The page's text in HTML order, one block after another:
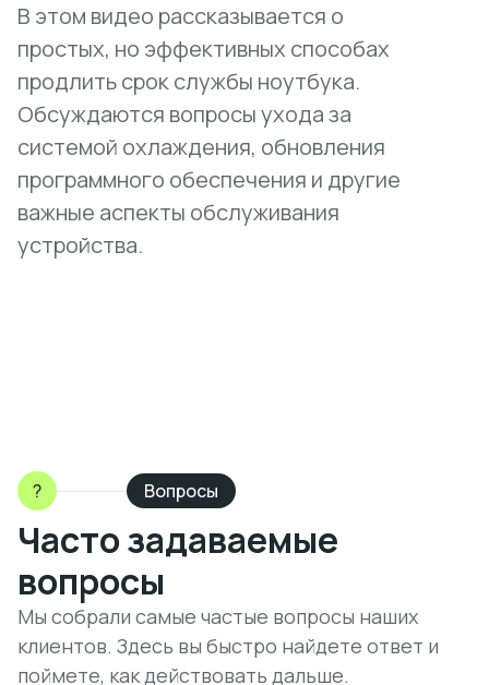
В этом видео рассказывается о
простых, но эффективных способах
продлить срок службы ноутбука.
Обсуждаются вопросы ухода за
системой охлаждения, обновления
программного обеспечения и другие
важные аспекты обслуживания
устройства.
? Вопросы
Часто задаваемые
вопросы
Мы собрали самые частые вопросы наших
клиентов. Здесь вы быстро найдете ответ и
поймете, как действовать дальше.